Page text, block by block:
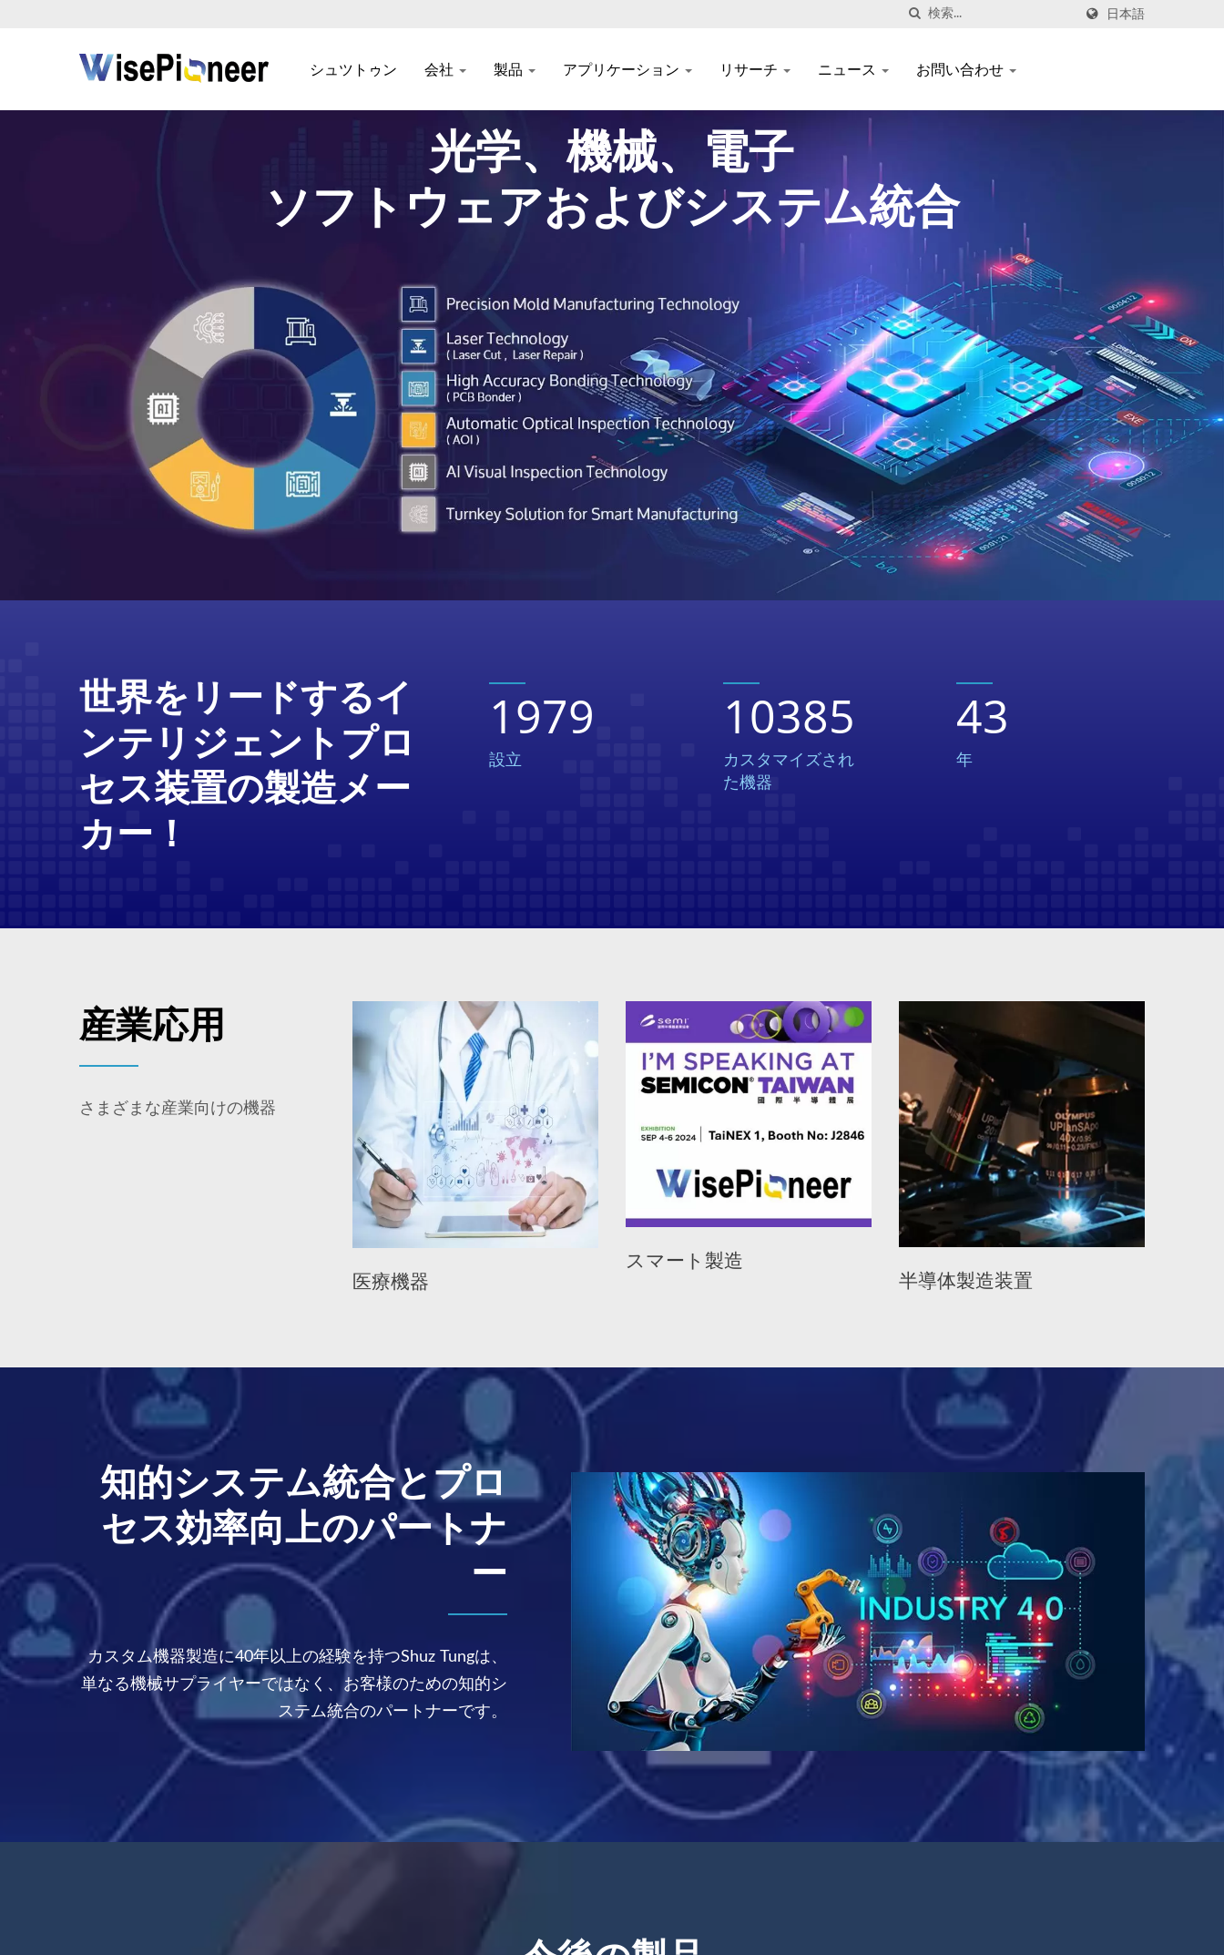
日本語
シュツトゥン 会社 製品 アプリケーション リサーチ ニュース お問い合わせ
光学、機械、電子
ソフトウェアおよびシステム統合
世界をリードするイ
ンテリジェントプロ
セス装置の製造メー
カー！
1979
設立
10385
カスタマイズされ
た機器
43
年
産業応用
さまざまな産業向けの機器
ディスプレイ機器
知的システム統合とプロ
セス効率向上のパートナ
ー
カスタム機器製造に40年以上の経験を持つShuz Tungは、
単なる機械サプライヤーではなく、お客様のための知的シ
ステム統合のパートナーです。